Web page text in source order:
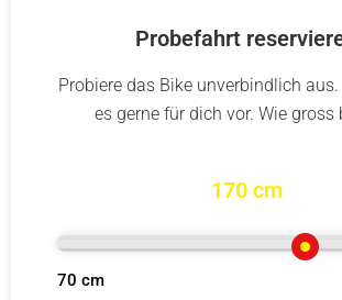
Probefahrt
Probiere das Bike unverbindlich
es gerne für dich vor. Wie gross
170 cm
70 cm